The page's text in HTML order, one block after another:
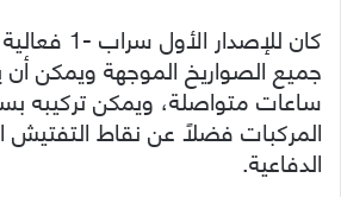
جميع الصواريخ الموجهة ويمكن
ساعات متواصلة، ويمكن تركيبه
المركبات فضلاً عن نقاط التفتيش
الدفاعية.